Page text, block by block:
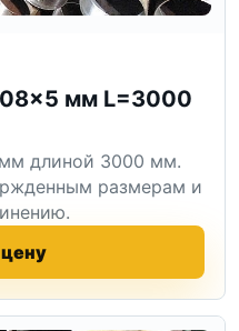
мм L=3000
длиной 3000 мм.
размерам и